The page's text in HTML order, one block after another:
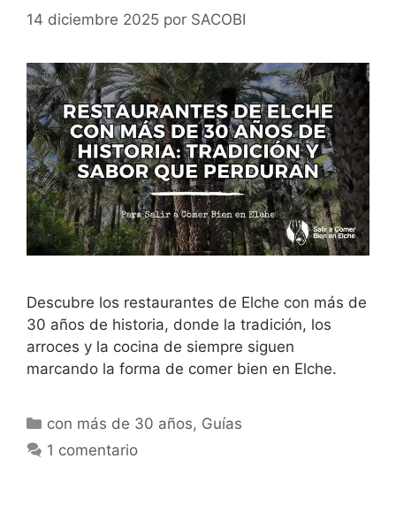
14 diciembre 2025 por SACOBI
Descubre los restaurantes de Elche con más de
30 años de historia, donde la tradición, los
arroces y la cocina de siempre siguen
marcando la forma de comer bien en Elche.
Categorías
con más de 30 años, Guías
1 comentario